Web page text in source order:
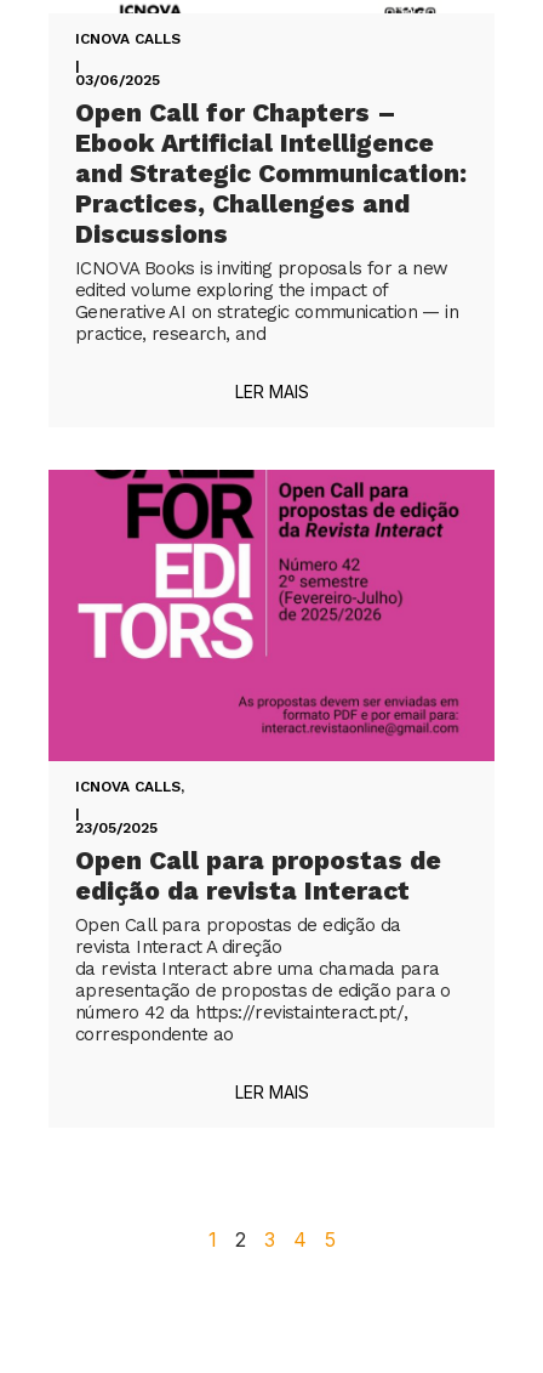
ICNOVA CALLS
|
03/06/2025
Open Call for Chapters –
Ebook Artificial Intelligence
and Strategic Communication:
Practices, Challenges and
Discussions
ICNOVA Books is inviting proposals for a new
edited volume exploring the impact of
Generative AI on strategic communication — in
practice, research, and
LER MAIS
ICNOVA CALLS,
|
23/05/2025
Open Call para propostas de
edição da revista Interact
Open Call para propostas de edição da
revista Interact A direção
da revista Interact abre uma chamada para
apresentação de propostas de edição para o
número 42 da https://revistainteract.pt/,
correspondente ao
LER MAIS
1 2 3 4 5